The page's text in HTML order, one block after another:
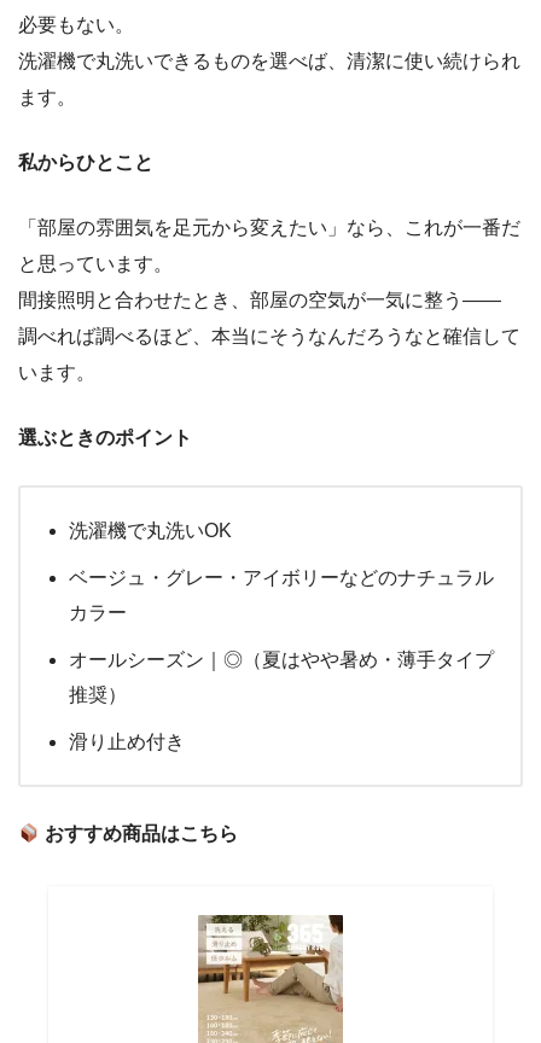
必要もない。
洗濯機で丸洗いできるものを選べば、清潔に使い続けられ
ます。
私からひとこと
「部屋の雰囲気を足元から変えたい」なら、これが一番だ
と思っています。
間接照明と合わせたとき、部屋の空気が一気に整う——
調べれば調べるほど、本当にそうなんだろうなと確信して
います。
選ぶときのポイント
洗濯機で丸洗いOK
ベージュ・グレー・アイボリーなどのナチュラル
カラー
オールシーズン｜◎（夏はやや暑め・薄手タイプ
推奨）
滑り止め付き
おすすめ商品はこちら